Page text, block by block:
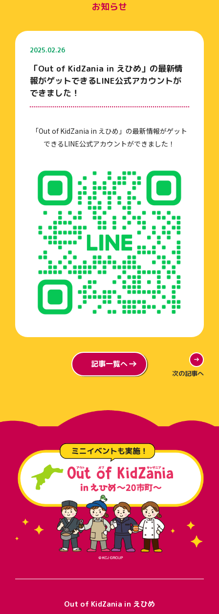
お知らせ
2025.02.26
「Out of KidZania in えひめ」の最新情
報がゲットできるLINE公式アカウントが
できました！
「Out of KidZania in えひめ」の最新情報がゲット
できるLINE公式アカウントができました！
記事一覧へ
次の記事へ
Out of KidZania in えひめ